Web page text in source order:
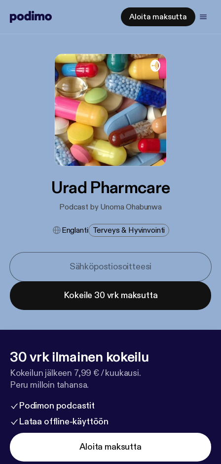
Aloita maksutta
Urad Pharmcare
Podcast by Unoma Ohabunwa
Englanti Terveys & Hyvinvointi
Kokeile 30 vrk maksutta
30 vrk ilmainen kokeilu
Kokeilun jälkeen 7,99 € / kuukausi.
Peru milloin tahansa.
Podimon podcastit
Lataa offline-käyttöön
Aloita maksutta